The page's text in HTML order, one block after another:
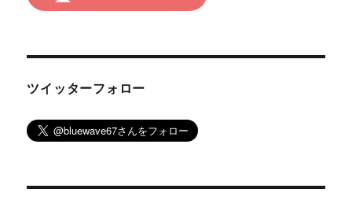
ツイッターフォロー